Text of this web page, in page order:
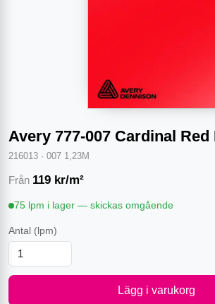
Avery 777-007 Cardinal Red
216013 · 007 1,23M
Från 119 kr/m²
75 lpm i lager — skickas omgående
Antal (lpm)
Lägg i varukorg